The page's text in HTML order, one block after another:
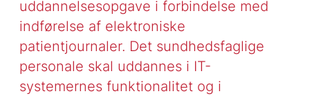
uddannelsesopgave i forbindelse med
indførelse af elektroniske
patientjournaler. Det sundhedsfaglige
personale skal uddannes i IT-
systemernes funktionalitet og i